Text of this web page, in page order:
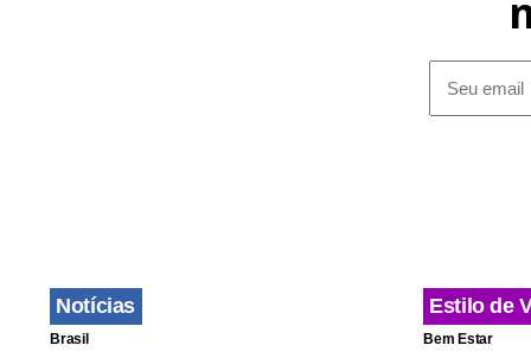
Depois do
transporte
seja
Notícias
Brasil
Estilo de
Bem Estar